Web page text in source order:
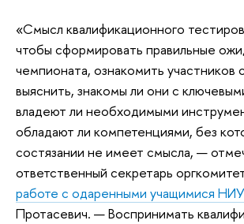
«Смысл квалификационного
чтобы сформировать правильные
чемпионата, ознакомить участников
выяснить, знакомы ли они с
владеют ли необходимыми
обладают ли компетенциями, без
состязании не имеет смысла, —
ответственный секретарь
работе с одаренными учащимися
Протасевич. — Воспринимать